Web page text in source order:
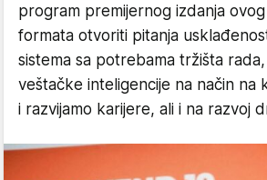
program premijernog izdanja
formata otvoriti pitanja
sistema sa potrebama tržišta
veštačke inteligencije na način na
i razvijamo karijere, ali i na razvoj